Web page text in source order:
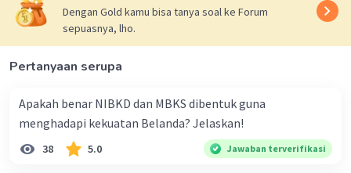
Dengan Gold kamu bisa tanya soal ke Forum
sepuasnya, lho.
Pertanyaan serupa
Apakah benar NIBKD dan MBKS dibentuk guna
menghadapi kekuatan Belanda? Jelaskan!
38 5.0 Jawaban terverifikasi